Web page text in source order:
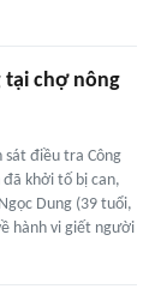
tại chợ nông
sát điều tra Công
đã khởi tố bị can,
Dung (39 tuổi,
hành vi giết người